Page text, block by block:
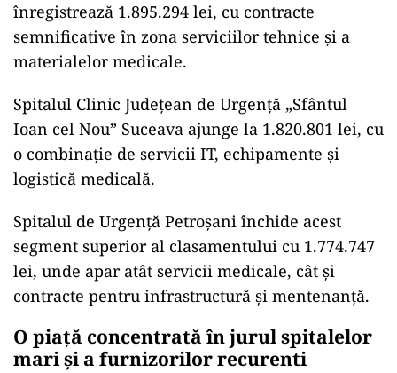
înregistrează 1.895.294 lei, cu contracte
semnificative în zona serviciilor tehnice și a
materialelor medicale.
Spitalul Clinic Județean de Urgență „Sfântul
Ioan cel Nou” Suceava ajunge la 1.820.801 lei, cu
o combinație de servicii IT, echipamente și
logistică medicală.
Spitalul de Urgență Petroșani închide acest
segment superior al clasamentului cu 1.774.747
lei, unde apar atât servicii medicale, cât și
contracte pentru infrastructură și mentenanță.
O piață concentrată în jurul spitalelor
mari și a furnizorilor recurenti